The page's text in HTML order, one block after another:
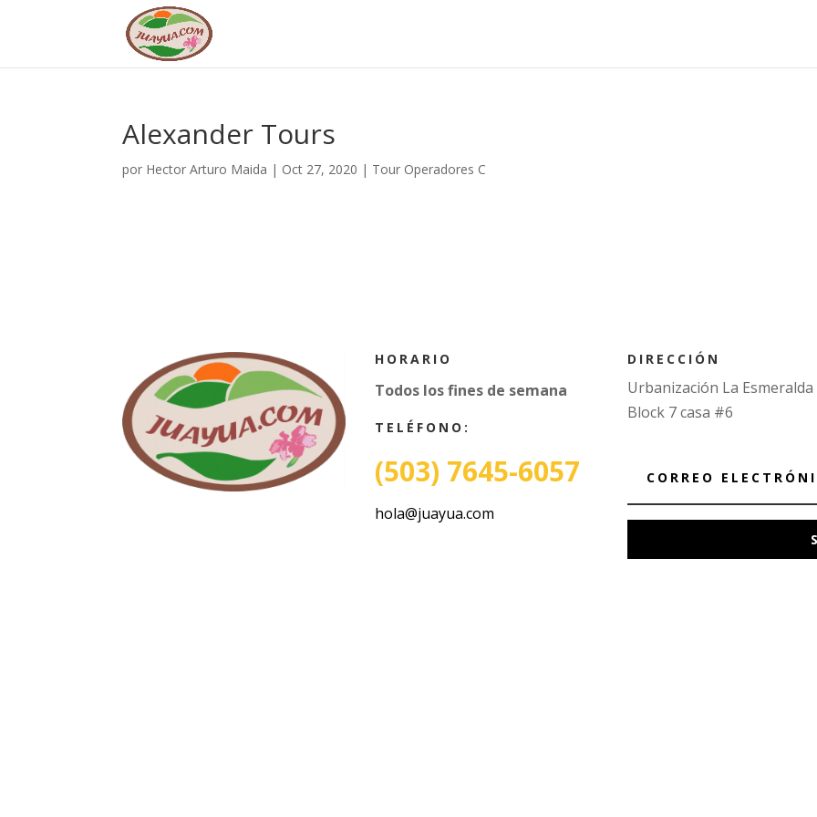
Alexander Tours
por Hector Arturo Maida | Oct 27, 2020 | Tour Operadores C
HORARIO
Todos los fines de semana
TELÉFONO:
(503) 7645-6057
hola@juayua.com
DIRECCIÓN
Urbanización La Esmeralda
Block 7 casa #6